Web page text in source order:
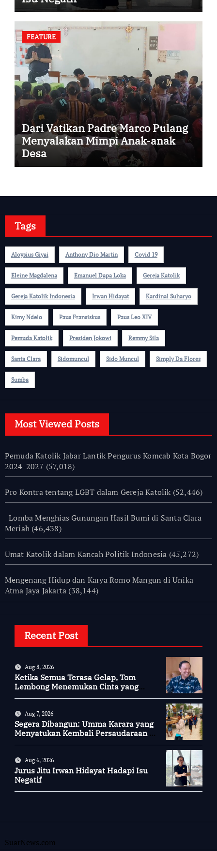
FEATURE
Dari Vatikan Padre Marco Pulang
Menyalakan Mimpi Anak-anak
Desa
Tags
Aloysius Giyai Anthony Dio Martin Covid 19
Eleine Magdalena Emanuel Dapa Loka Gereja Katolik
Gereja Katolik Indonesia Irwan Hidayat Kardinal Suharyo
Kimy Ndelo Paus Fransiskus Paus Leo XIV
Pemuda Katolik Presiden Jokowi Remmy Sila
Santa Clara Sidomuncul Sido Muncul Simply Da Flores
Sumba
Most Viewed Posts
Pemuda Katolik Jabar Lantik Pengurus Komcab Kota Bogor
2024-2027 (57,018)
Pro Kontra tentang LGBT dalam Gereja Katolik (52,446)
Lomba Menghias Gunungan Hasil Bumi di Santa Clara
Meriah (46,438)
Umat Katolik dalam Kancah Politik Indonesia (45,272)
Mengenang Hidup dan Karya Romo Mangun di Unika
Atma Jaya Jakarta (38,144)
Recent Post
Aug 8, 2026
Ketika Semua Terasa Gelap, Tom
Lembong Menemukan Cinta yang
Aug 7, 2026
Segera Dibangun: Umma Karara yang
Menyatukan Kembali Persaudaraan di
Aug 6, 2026
Jurus Jitu Irwan Hidayat Hadapi Isu
Negatif
SuarNews.com